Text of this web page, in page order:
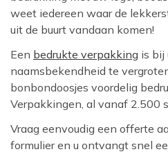
weet iedereen waar de
uit de buurt vandaan komen!
Een bedrukte verpakking is bij
naamsbekendheid te
bonbondoosjes voordelig
Verpakkingen, al vanaf 2.500
Vraag eenvoudig een offerte
formulier en u ontvangt snel